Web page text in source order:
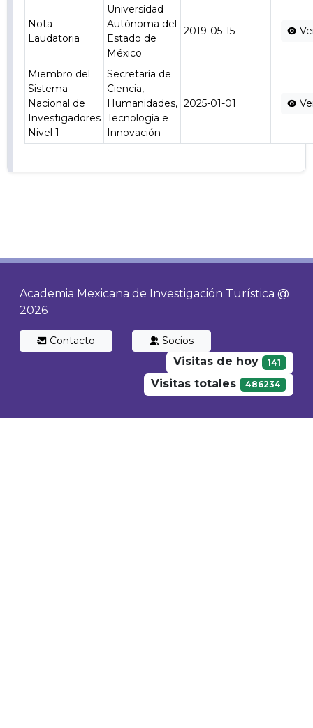
Nota
Laudatoria
Universidad
Autónoma del
Estado de
México
2019-05-15
Miembro del
Sistema
Nacional de
Investigadores
Nivel 1
Secretaría de
Ciencia,
Humanidades,
Tecnología e
Innovación
2025-01-01
Academia Mexicana de Investigación Turística @
2026
Contacto Socios
Visitas de hoy 141
Visitas totales 486234